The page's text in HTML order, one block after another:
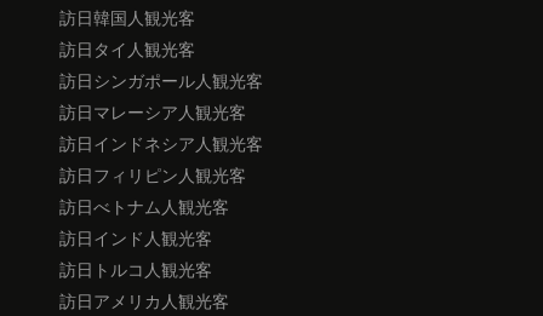
訪日韓国人観光客
訪日タイ人観光客
訪日シンガポール人観光客
訪日マレーシア人観光客
訪日インドネシア人観光客
訪日フィリピン人観光客
訪日べトナム人観光客
訪日インド人観光客
訪日トルコ人観光客
訪日アメリカ人観光客